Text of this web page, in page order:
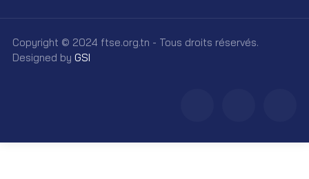
Copyright © 2024 ftse.org.tn - Tous droits réservés.
Designed by GSI